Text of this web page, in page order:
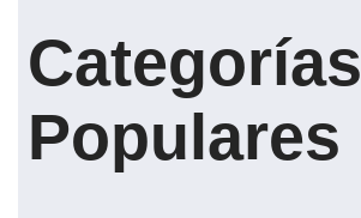
Categorías
Populares